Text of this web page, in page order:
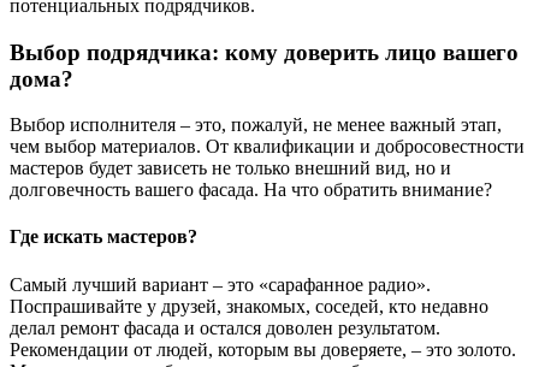
потенциальных подрядчиков.
Выбор подрядчика: кому доверить лицо вашего
дома?
Выбор исполнителя – это, пожалуй, не менее важный этап,
чем выбор материалов. От квалификации и добросовестности
мастеров будет зависеть не только внешний вид, но и
долговечность вашего фасада. На что обратить внимание?
Где искать мастеров?
Самый лучший вариант – это «сарафанное радио».
Поспрашивайте у друзей, знакомых, соседей, кто недавно
делал ремонт фасада и остался доволен результатом.
Рекомендации от людей, которым вы доверяете, – это золото.